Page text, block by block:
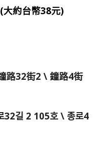
約台幣38元)
路32街2 \ 鐘路4街
32길 2 105호 \ 종로4